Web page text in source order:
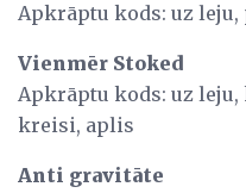
Apkrāptu kods: uz
Vienmēr Stoked
Apkrāptu kods: uz
kreisi, aplis
Anti gravitāte